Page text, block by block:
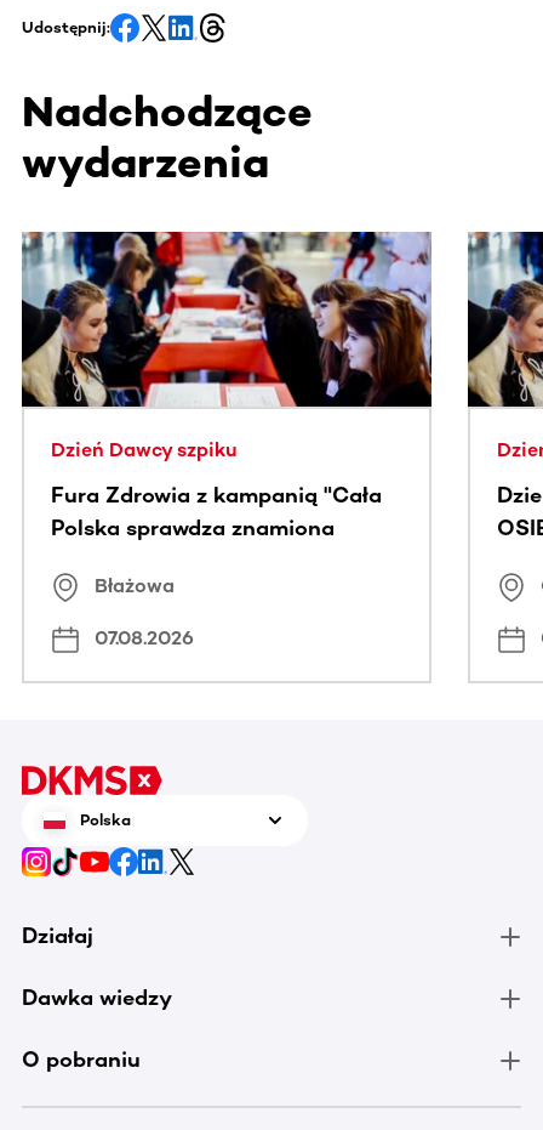
Udostępnij:
Nadchodzące
wydarzenia
Ta sekcja zawiera treści przewijane w poziomie. Użyj
Dzień Dawcy szpiku
Fura Zdrowia z kampanią "Cała
Polska sprawdza znamiona
Błażowa
07.08.2026
Polska
Działaj
Dawka wiedzy
O pobraniu